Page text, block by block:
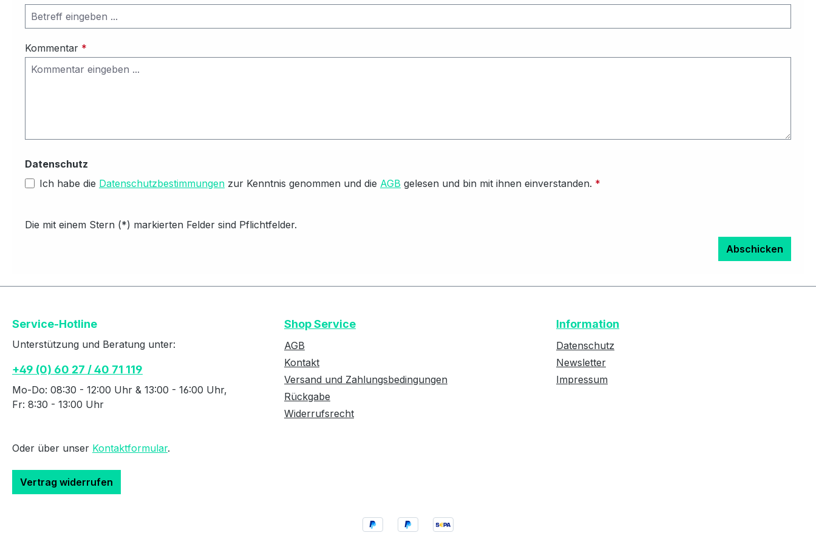
Kommentar *
Datenschutz
Ich habe die Datenschutzbestimmungen zur Kenntnis genommen und die AGB gelesen und bin mit ihnen einverstanden. *
Die mit einem Stern (*) markierten Felder sind Pflichtfelder.
Abschicken
Service-Hotline
Unterstützung und Beratung unter:
+49 (0) 60 27 / 40 71 119
Mo-Do: 08:30 - 12:00 Uhr & 13:00 - 16:00 Uhr,
Fr: 8:30 - 13:00 Uhr
Oder über unser Kontaktformular.
Vertrag widerrufen
Shop Service
AGB
Kontakt
Versand und Zahlungsbedingungen
Rückgabe
Widerrufsrecht
Information
Datenschutz
Newsletter
ImpressumNiedrige Sättigung